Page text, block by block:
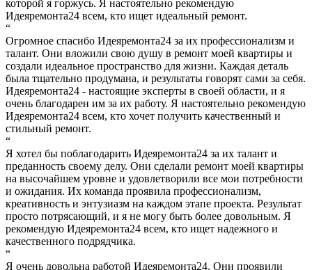
которой я горжусь. Я настоятельно рекомендую
Идеяремонта24 всем, кто ищет идеальный ремонт.
“
Огромное спасибо Идеяремонта24 за их профессионализм и
талант. Они вложили свою душу в ремонт моей квартиры и
создали идеальное пространство для жизни. Каждая деталь
была тщательно продумана, и результаты говорят сами за себя.
Идеяремонта24 - настоящие эксперты в своей области, и я
очень благодарен им за их работу. Я настоятельно рекомендую
Идеяремонта24 всем, кто хочет получить качественный и
стильный ремонт.
“
Я хотел бы поблагодарить Идеяремонта24 за их талант и
преданность своему делу. Они сделали ремонт моей квартиры
на высочайшем уровне и удовлетворили все мои потребности
и ожидания. Их команда проявила профессионализм,
креативность и энтузиазм на каждом этапе проекта. Результат
просто потрясающий, и я не могу быть более довольным. Я
рекомендую Идеяремонта24 всем, кто ищет надежного и
качественного подрядчика.
“
Я очень довольна работой Идеяремонта24. Они проявили